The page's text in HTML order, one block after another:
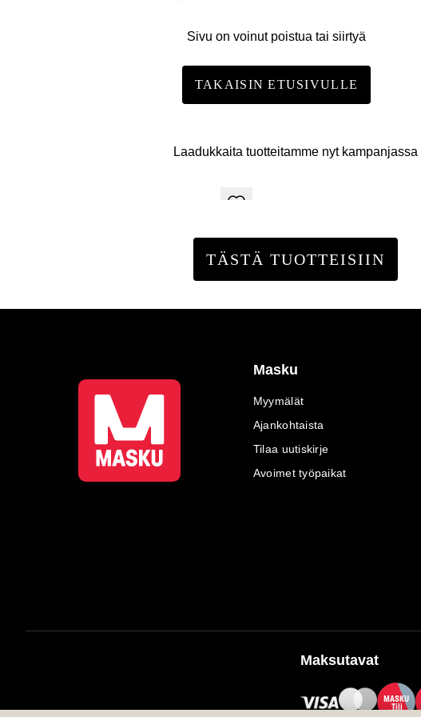
Sivu on voinut poistua tai siirtyä
TAKAISIN ETUSIVULLE
Laadukkaita tuotteitamme nyt kampanjassa
TÄSTÄ TUOTTEISIIN
Masku
Myymälät
Ajankohtaista
Tilaa uutiskirje
Avoimet työpaikat
Maksutavat
MASKU
Tili